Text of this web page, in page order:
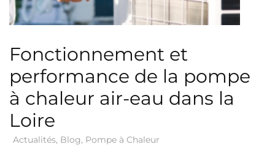
Fonctionnement et
performance de la pompe
à chaleur air-eau dans la
Loire
Actualités, Blog, Pompe à Chaleur